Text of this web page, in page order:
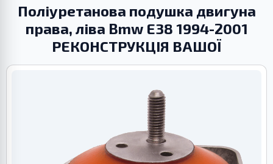
Поліуретанова подушка двигуна
права, ліва Bmw E38 1994-2001
РЕКОНСТРУКЦІЯ ВАШОЇ